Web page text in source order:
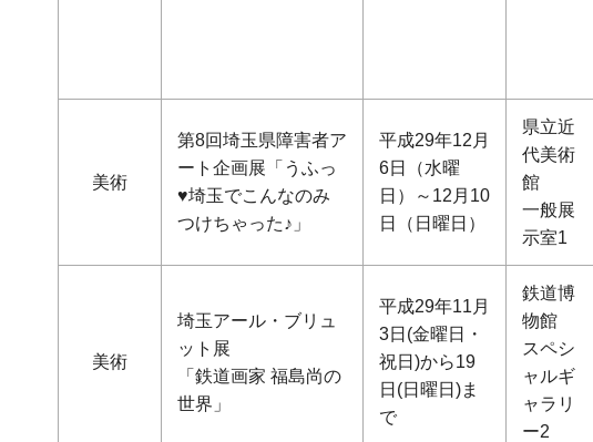
美術
第8回埼玉県障害者ア
ート企画展「うふっ
♥埼玉でこんなのみ
つけちゃった♪」
平成29年12月
6日（水曜
日）～12月10
日（日曜日）
県立近
代美術
館
一般展
示室1
美術
埼玉アール・ブリュ
ット展
「鉄道画家 福島尚の
世界」
平成29年11月
3日(金曜日・
祝日)から19
日(日曜日)ま
で
鉄道博
物館
スペシ
ャルギ
ャラリ
ー2